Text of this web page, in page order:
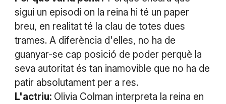
sigui un episodi on la reina hi té un paper
breu, en realitat té la clau de totes dues
trames. A diferència d'elles, no ha de
guanyar-se cap posició de poder perquè la
seva autoritat és tan inamovible que no ha de
patir absolutament per a res.
L'actriu: Olivia Colman interpreta la reina en